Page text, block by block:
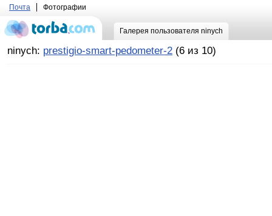
Почта Фотографии
Галерея пользователя ninych
ninych: prestigio-smart-pedometer-2 (6 из 10)